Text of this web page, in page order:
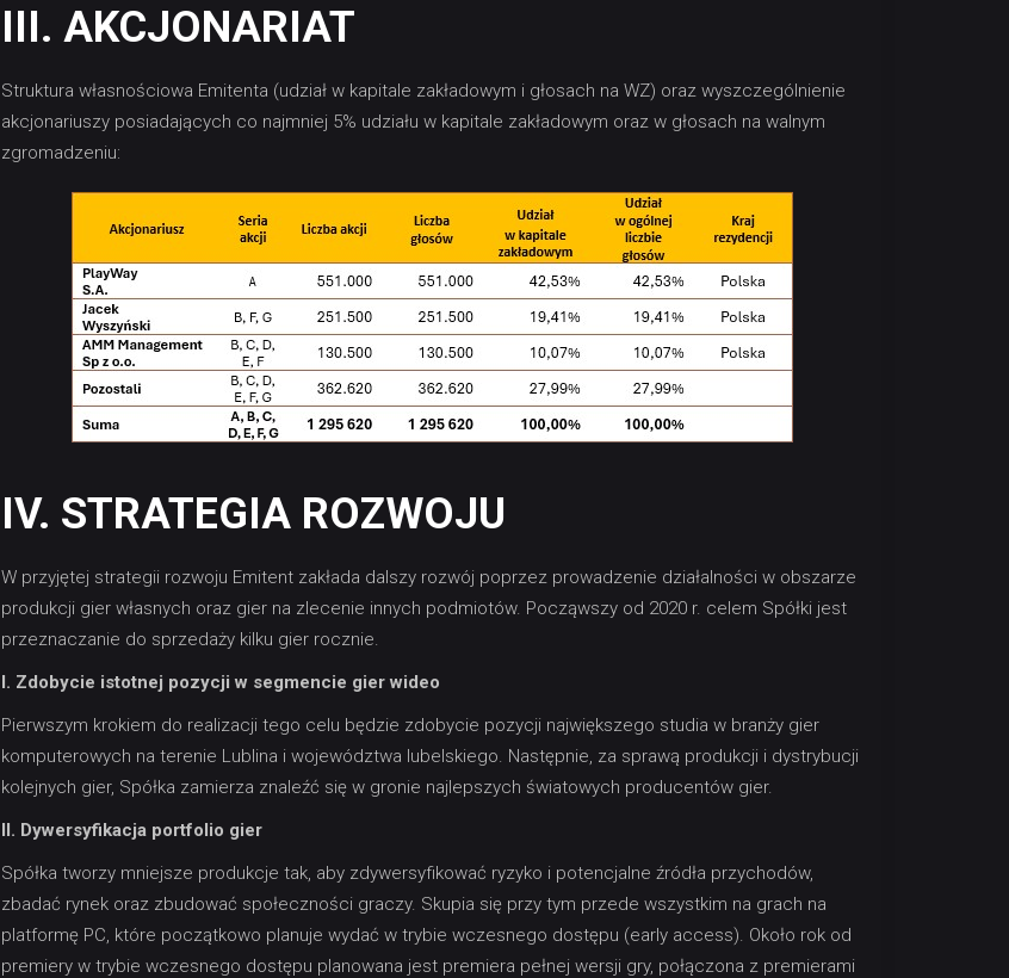
III. AKCJONARIAT
Struktura własnościowa Emitenta (udział w kapitale zakładowym i głosach na WZ) oraz wyszczególnienie
akcjonariuszy posiadających co najmniej 5% udziału w kapitale zakładowym oraz w głosach na walnym
zgromadzeniu:
IV. STRATEGIA ROZWOJU
W przyjętej strategii rozwoju Emitent zakłada dalszy rozwój poprzez prowadzenie działalności w obszarze
produkcji gier własnych oraz gier na zlecenie innych podmiotów. Począwszy od 2020 r. celem Spółki jest
przeznaczanie do sprzedaży kilku gier rocznie.
I. Zdobycie istotnej pozycji w segmencie gier wideo
Pierwszym krokiem do realizacji tego celu będzie zdobycie pozycji największego studia w branży gier
komputerowych na terenie Lublina i województwa lubelskiego. Następnie, za sprawą produkcji i dystrybucji
kolejnych gier, Spółka zamierza znaleźć się w gronie najlepszych światowych producentów gier.
II. Dywersyfikacja portfolio gier
Spółka tworzy mniejsze produkcje tak, aby zdywersyfikować ryzyko i potencjalne źródła przychodów,
zbadać rynek oraz zbudować społeczności graczy. Skupia się przy tym przede wszystkim na grach na
platformę PC, które początkowo planuje wydać w trybie wczesnego dostępu (early access). Około rok od
premiery w trybie wczesnego dostępu planowana jest premiera pełnej wersji gry, połączona z premierami